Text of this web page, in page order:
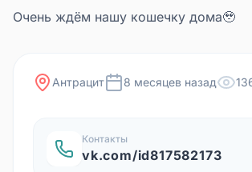
Очень ждём нашу кошечку дома🥹
Антрацит 8 месяцев назад
Контакты
vk.com/id817582173